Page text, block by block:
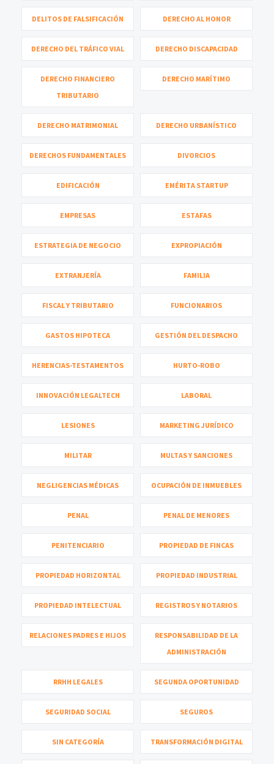
DELITOS DE FALSIFICACIÓN DERECHO AL HONOR
DERECHO DEL TRÁFICO VIAL DERECHO DISCAPACIDAD
DERECHO FINANCIERO
TRIBUTARIO
DERECHO MARÍTIMO
DERECHO MATRIMONIAL DERECHO URBANÍSTICO
DERECHOS FUNDAMENTALES DIVORCIOS
EDIFICACIÓN EMÉRITA STARTUP
EMPRESAS ESTAFAS
ESTRATEGIA DE NEGOCIO EXPROPIACIÓN
EXTRANJERÍA FAMILIA
FISCAL Y TRIBUTARIO FUNCIONARIOS
GASTOS HIPOTECA GESTIÓN DEL DESPACHO
HERENCIAS-TESTAMENTOS HURTO-ROBO
INNOVACIÓN LEGALTECH LABORAL
LESIONES MARKETING JURÍDICO
MILITAR MULTAS Y SANCIONES
NEGLIGENCIAS MÉDICAS OCUPACIÓN DE INMUEBLES
PENAL PENAL DE MENORES
PENITENCIARIO PROPIEDAD DE FINCAS
PROPIEDAD HORIZONTAL PROPIEDAD INDUSTRIAL
PROPIEDAD INTELECTUAL REGISTROS Y NOTARIOS
RELACIONES PADRES E HIJOS
RESPONSABILIDAD DE LA
ADMINISTRACIÓN
RRHH LEGALES SEGUNDA OPORTUNIDAD
SEGURIDAD SOCIAL SEGUROS
SIN CATEGORÍA TRANSFORMACIÓN DIGITAL